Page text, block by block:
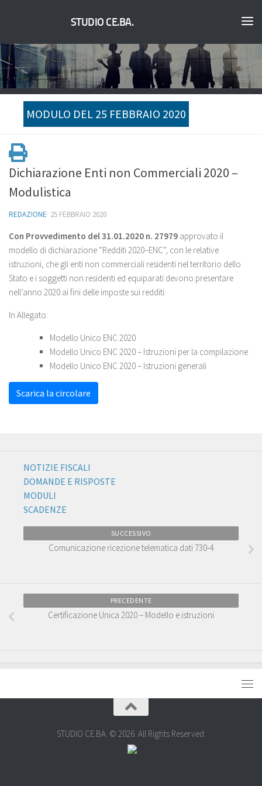
STUDIO CE.BA.
MODULO DEL 25 FEBBRAIO 2020
Dichiarazione Enti non Commerciali 2020 –
Modulistica
REDAZIONE· 25 FEBBRAIO 2020
Con Provvedimento del 31.01.2020 n. 27979 approvato il
modello di dichiarazione “Redditi 2020–ENC”, con le relative
istruzioni, che gli enti non commerciali residenti nel territorio dello
Stato e i soggetti non residenti ed equiparati devono presentare
nell’anno 2020 ai fini delle imposte sui redditi.
In Allegato:
Modello Unico ENC 2020
Modello Unico ENC 2020 – Istruzioni per la compilazione
Modello Unico ENC 2020 – Istruzioni generali
Scarica la circolare
NOTIZIE FISCALI
DOMANDE E RISPOSTE
MODULI
SCADENZE
SUCCESSIVO
Comunicazione ricezione telematica dati 730-4
PRECEDENTE
Certificazione Unica 2020 – Modello e istruzioni
STUDIO CE.BA. © 2026. All Rights Reserved.